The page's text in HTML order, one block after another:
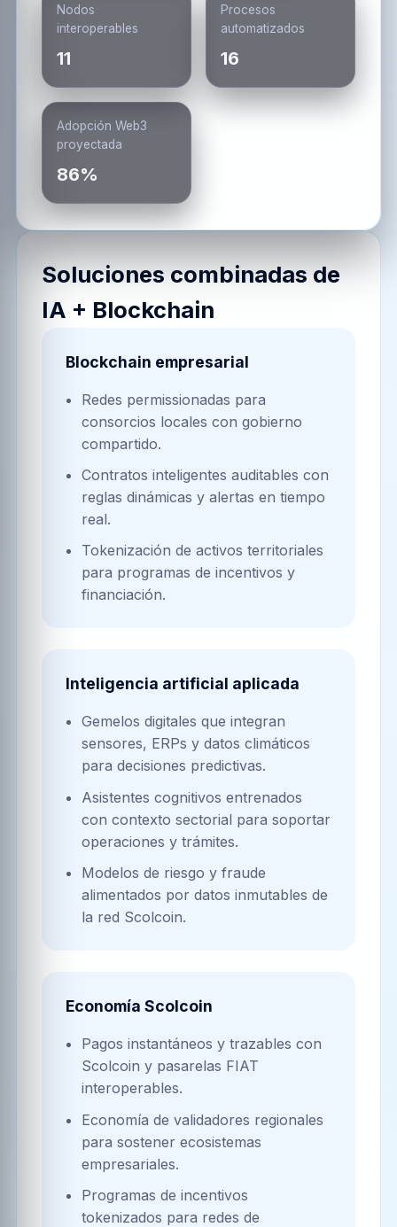
Nodos
interoperables
11
Procesos
automatizados
16
Adopción Web3
proyectada
86%
Soluciones combinadas de
IA + Blockchain
Blockchain empresarial
Redes permissionadas para
consorcios locales con gobierno
compartido.
Contratos inteligentes auditables con
reglas dinámicas y alertas en tiempo
real.
Tokenización de activos territoriales
para programas de incentivos y
financiación.
Inteligencia artificial aplicada
Gemelos digitales que integran
sensores, ERPs y datos climáticos
para decisiones predictivas.
Asistentes cognitivos entrenados
con contexto sectorial para soportar
operaciones y trámites.
Modelos de riesgo y fraude
alimentados por datos inmutables de
la red Scolcoin.
Economía Scolcoin
Pagos instantáneos y trazables con
Scolcoin y pasarelas FIAT
interoperables.
Economía de validadores regionales
para sostener ecosistemas
empresariales.
Programas de incentivos
tokenizados para redes de